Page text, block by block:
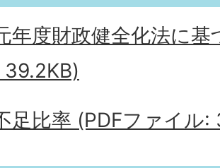
年度財政健全化法に
足比率 (PDFファイル: